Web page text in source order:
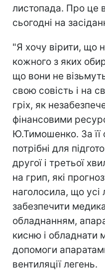
листопада. Про це
сьогодні на
"Я хочу вірити, що
кожного з яких
що вони не
свою совість і на
гріх, як
фінансовими
Ю.Тимошенко. За її
потрібні для
другої і третьої
на грип, які
наголосила, що усі
забезпечити
обладнанням,
кисню і обладнати
допомоги
вентиляції легень.